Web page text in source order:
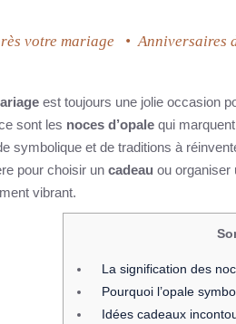
votre mariage •Anniversaires
est toujours une jolie occasion
sont les noces d’opale qui
symbolique et de traditions à
pour choisir un cadeau ou organiser
vibrant.
La signification des
Pourquoi l’opale
Idées cadeaux